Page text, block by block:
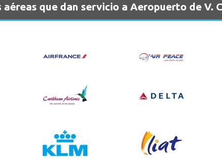
aéreas que dan servicio a Aeropuerto de V.